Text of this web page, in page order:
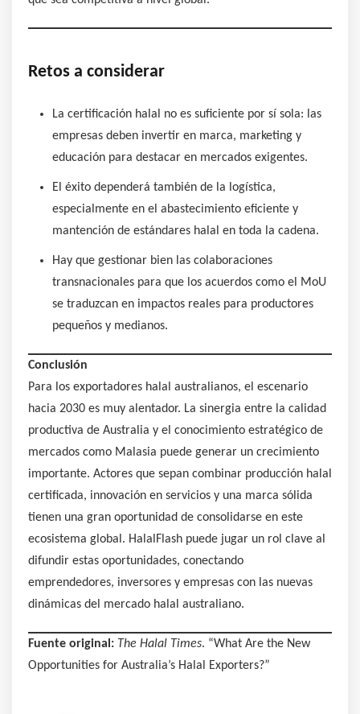
Retos a considerar
La certificación halal no es suficiente por sí sola: las
empresas deben invertir en marca, marketing y
educación para destacar en mercados exigentes.
El éxito dependerá también de la logística,
especialmente en el abastecimiento eficiente y
mantención de estándares halal en toda la cadena.
Hay que gestionar bien las colaboraciones
transnacionales para que los acuerdos como el MoU
se traduzcan en impactos reales para productores
pequeños y medianos.
Conclusión
Para los exportadores halal australianos, el escenario
hacia 2030 es muy alentador. La sinergia entre la calidad
productiva de Australia y el conocimiento estratégico de
mercados como Malasia puede generar un crecimiento
importante. Actores que sepan combinar producción halal
certificada, innovación en servicios y una marca sólida
tienen una gran oportunidad de consolidarse en este
ecosistema global. HalalFlash puede jugar un rol clave al
difundir estas oportunidades, conectando
emprendedores, inversores y empresas con las nuevas
dinámicas del mercado halal australiano.
Fuente original: The Halal Times. “What Are the New
Opportunities for Australia’s Halal Exporters?”